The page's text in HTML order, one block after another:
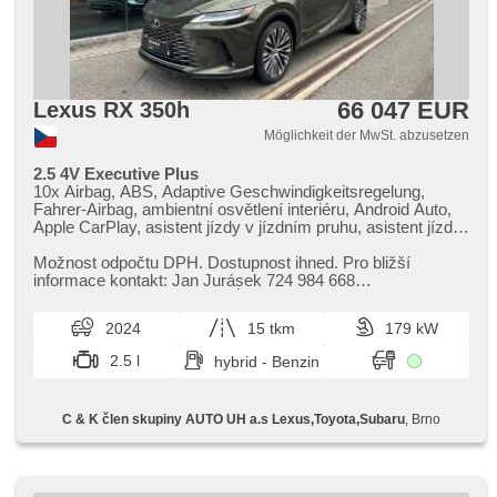
Lexus RX 350h 66 047 EUR
Möglichkeit der MwSt. abzusetzen
2.5 4V Executive Plus
10x Airbag, ABS, Adaptive Geschwindigkeitsregelung,
Fahrer-Airbag, ambientní osvětlení interiéru, Android Auto,
Apple CarPlay, asistent jízdy v jízdním pruhu, asistent jízdy
jízdního pruhu, autom. Aktivation der Warnflutlicht,
Klimaautomatik, Automatikgetriebe, autom. einstellbares
přepínání dálkových světel, samostmívací zrcátka,
Autoradio, bezdrátová nabíječka mobilních telefonů,
bezklíčové odemykání, Bluetooth, Brems-Assistent,
Zentralverriegelung mit Funkfernbedienung,
digitální přístrojová deska, digitální přístrojový štít, dotykové
ovládání palubního počítače, El. Seitenscheiben, El.
brzda, hands free, hlasové ovládání palubního počítače, Uhr
Možnost odpočtu DPH. Dostupnost ihned. Pro bližší
informace kontakt: Jan Jurásek 724 984 668
2024 15 tkm
179 kW
2.5 l
hybrid - Benzin
C & K člen skupiny AUTO UH a.s Lexus,Toyota,Subaru , Brno